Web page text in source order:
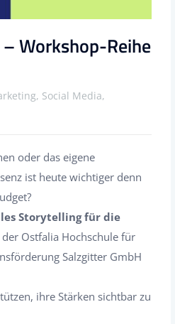
Workshop-Reihe
Social Media,
oder das eigene
ist heute wichtiger denn
Storytelling für die
Ostfalia Hochschule für
Salzgitter GmbH
ihre Stärken sichtbar zu